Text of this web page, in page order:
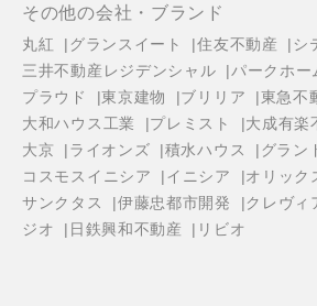
その他の会社・ブランド
丸紅 グランスイート 住友不動産
シ
三井不動産レジデンシャル
パークホー
プラウド
東京建物 ブリリア 東急不
大和ハウス工業
プレミスト 大成有楽
大京
ライオンズ 積水ハウス
グラン
コスモスイニシア
イニシア
オリック
サンクタス
伊藤忠都市開発 クレヴィ
ジオ
日鉄興和不動産 リビオ